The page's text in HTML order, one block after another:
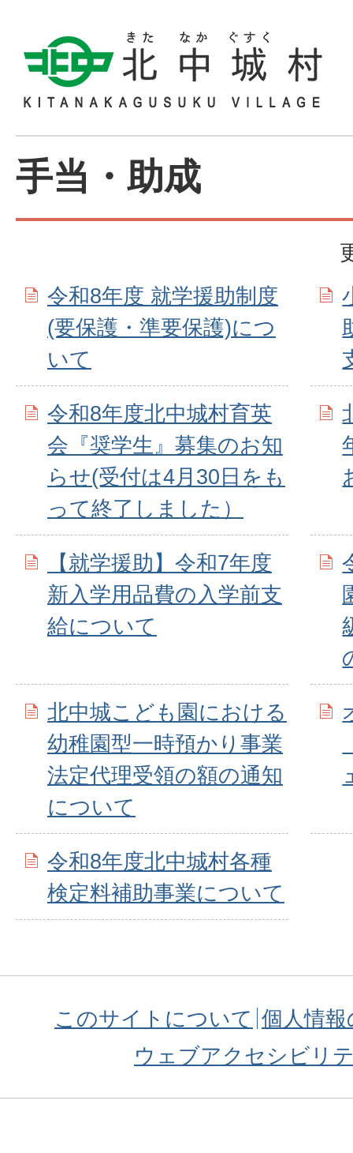
手当・助成
令和8年度 就学援助制度
(要保護・準要保護)につ
いて
令和8年度北中城村育英
会『奨学生』募集のお知
らせ(受付は4月30日をも
って終了しました）
【就学援助】令和7年度
新入学用品費の入学前支
給について
北中城こども園における
幼稚園型一時預かり事業
法定代理受領の額の通知
について
令和8年度北中城村各種
検定料補助事業について
このサイトについて 個人情
ウェブアクセシビリ